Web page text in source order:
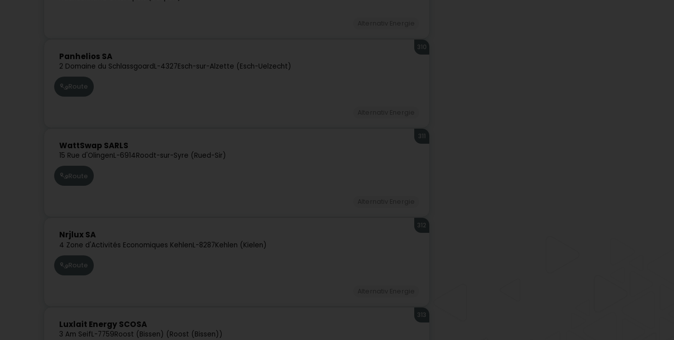
Panhelios SA
2 Domaine du SchlassgoardL-4327Esch-sur-Alzette (Esch-Uelzecht)
310
Route
WattSwap SARLS
15 Rue d'OlingenL-6914Roodt-sur-Syre (Rued-Sir)
311
Route
Nrjlux SA
4 Zone d'Activités Economiques KehlenL-8287Kehlen (Kielen)
312
Route
Luxlait Energy SCOSA
3 Am SeifL-7759Roost (Bissen) (Roost (Bissen))
313